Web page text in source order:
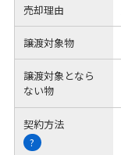
売却理由
譲渡対象物
譲渡対象となら
ない物
契約方法
?